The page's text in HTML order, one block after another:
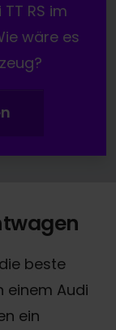
RS im
wäre es
beste
einem Audi
ein